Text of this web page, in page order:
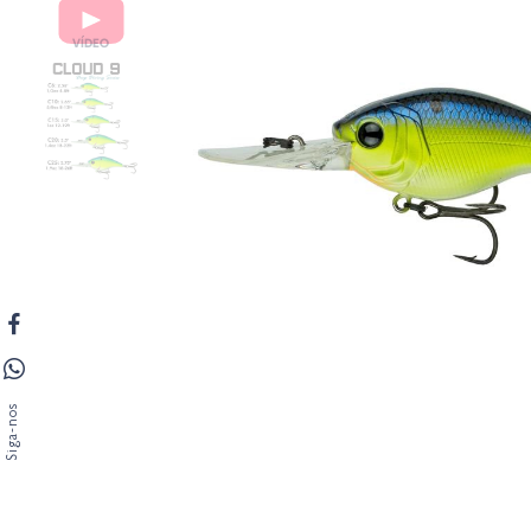
Siga-nos